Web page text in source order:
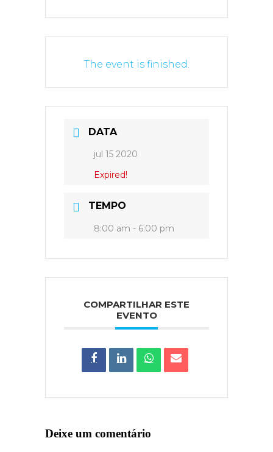
The event is finished.
DATA
jul 15 2020
Expired!
TEMPO
8:00 am - 6:00 pm
COMPARTILHAR ESTE
EVENTO
Deixe um comentário